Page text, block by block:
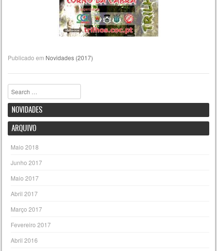
Publicado em Novidades (2017)
Pesquisar
NOVIDADES
ARQUIVO
Maio 2018
Junho 2017
Maio 2017
Abril 2017
Março 2017
Fevereiro 2017
Abril 2016